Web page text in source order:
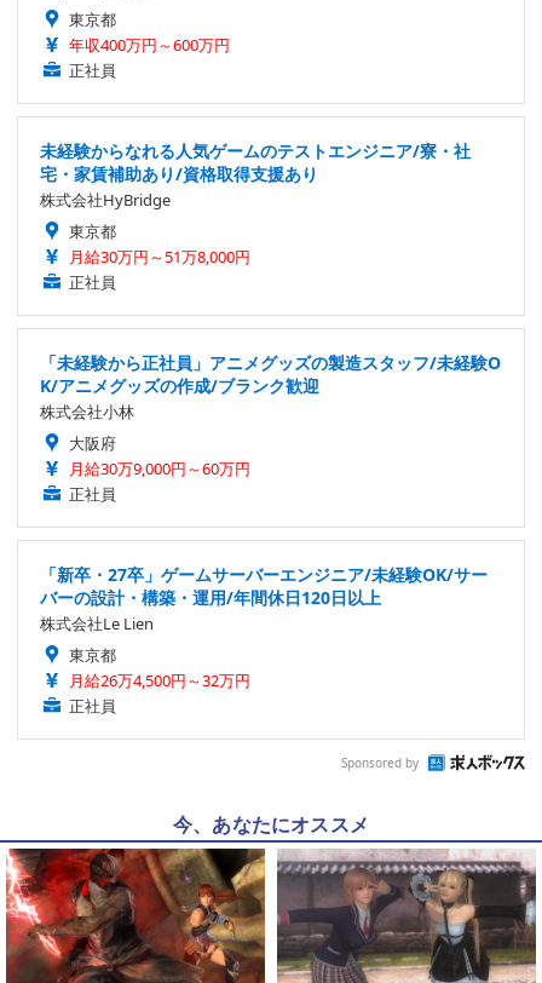
東京都
年収400万円～600万円
正社員
未経験からなれる人気ゲームのテストエンジニア/寮・社
宅・家賃補助あり/資格取得支援あり
株式会社HyBridge
東京都
月給30万円～51万8,000円
正社員
「未経験から正社員」アニメグッズの製造スタッフ/未経験O
K/アニメグッズの作成/ブランク歓迎
株式会社小林
大阪府
月給30万9,000円～60万円
正社員
「新卒・27卒」ゲームサーバーエンジニア/未経験OK/サー
バーの設計・構築・運用/年間休日120日以上
株式会社Le Lien
東京都
月給26万4,500円～32万円
正社員
Sponsored by
今、あなたにオススメ